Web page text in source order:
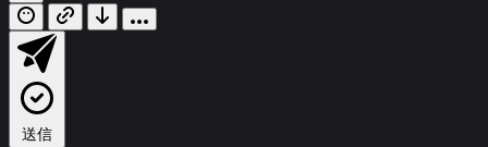
送信